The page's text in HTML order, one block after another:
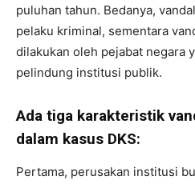
puluhan tahun. Bedanya,
pelaku kriminal, sementara
dilakukan oleh pejabat negara
pelindung institusi publik.
Ada tiga karakteristik
dalam kasus DKS:
Pertama, perusakan institusi